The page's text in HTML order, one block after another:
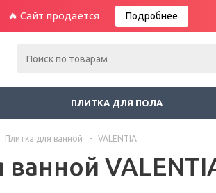
🔥 Сайт продается Подробнее
ПЛИТКА ДЛЯ ПОЛА
Плитка для ванной - VALENTIA